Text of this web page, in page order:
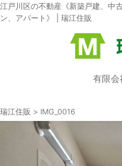
江戸川区の不動産《新築戸建、中
ン、アパート》 | 瑞江住販
有限
瑞江住販 > IMG_0016